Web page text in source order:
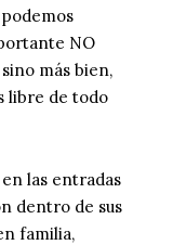
NO
más bien,
libre de todo
en las entradas
dentro de sus
familia,